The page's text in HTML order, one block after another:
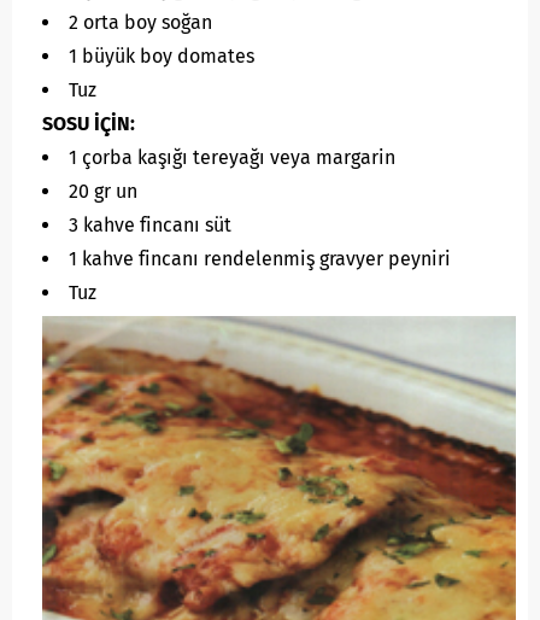
2 orta boy soğan
1 büyük boy domates
Tuz
SOSU İÇİN:
1 çorba kaşığı tereyağı veya margarin
20 gr un
3 kahve fincanı süt
1 kahve fincanı rendelenmiş gravyer peyniri
Tuz